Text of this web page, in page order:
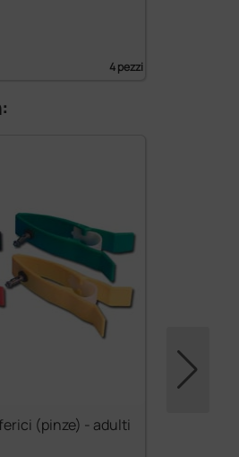
4 pezzi
(pinze) - adulti